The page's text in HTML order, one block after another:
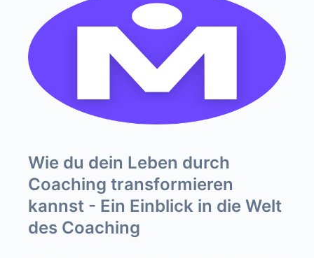
Wie du dein Leben durch
Coaching transformieren
kannst - Ein Einblick in die Welt
des Coaching